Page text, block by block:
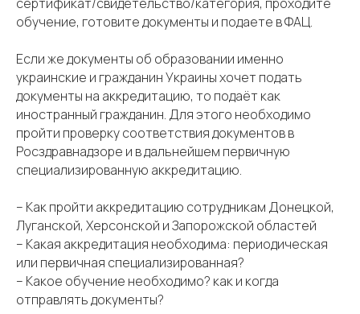
обучение, готовите документы и подаете в ФАЦ.
Если же документы об образовании именно
украинские и гражданин Украины хочет подать
документы на аккредитацию, то подаёт как
иностранный гражданин. Для этого необходимо
пройти проверку соответствия документов в
Росздравнадзоре и в дальнейшем первичную
специализированную аккредитацию.
– Как пройти аккредитацию сотрудникам Донецкой,
Луганской, Херсонской и Запорожской областей
– Какая аккредитация необходима: периодическая
или первичная специализированная?
– Какое обучение необходимо? как и когда
отправлять документы?